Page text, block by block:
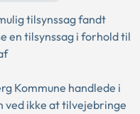
tilsynssag fandt
en tilsynssag i forhold til
Kommune handlede i
ved ikke at tilvejebringe